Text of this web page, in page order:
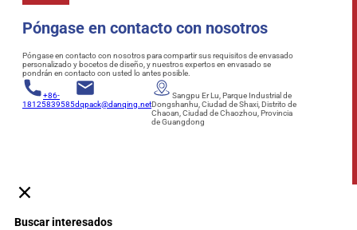
Póngase en contacto con nosotros
Póngase en contacto con nosotros para compartir sus requisitos de envasado
personalizado y bocetos de diseño, y nuestros expertos en envasado se
pondrán en contacto con usted lo antes posible.
+86-
18125839585dqpack@danqing.net
Sangpu Er Lu, Parque Industrial de
Dongshanhu, Ciudad de Shaxi, Distrito de
Chaoan, Ciudad de Chaozhou, Provincia
de Guangdong
Buscar interesados